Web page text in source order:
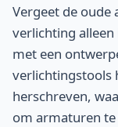
Vergeet de oude
verlichting
met een
verlichtingstools
herschreven,
om armaturen te